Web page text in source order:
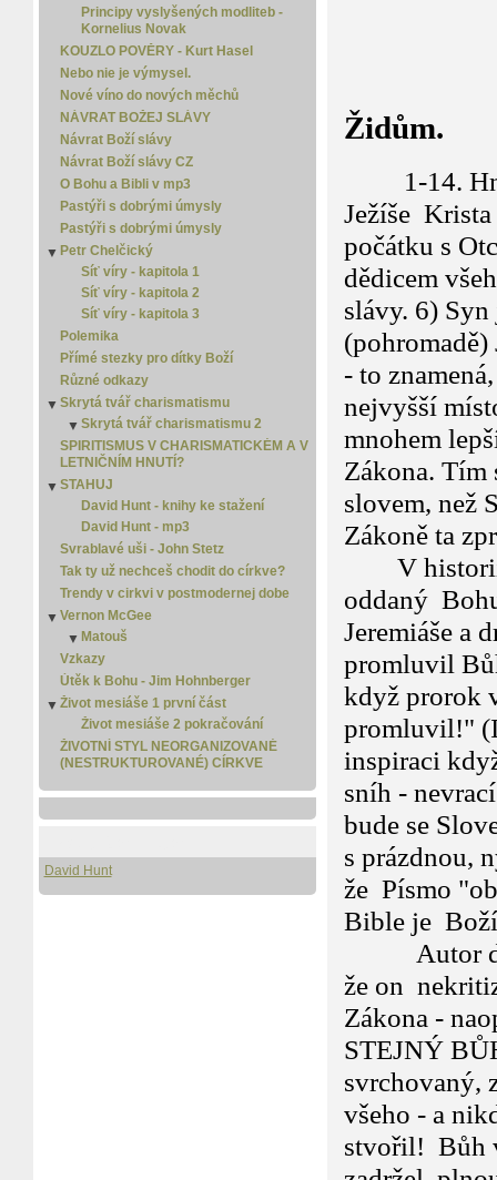
Principy vyslyšených modliteb -
Kornelius Novak
KOUZLO POVĚRY - Kurt Hasel
Nebo nie je výmysel.
Nové víno do nových měchů
NÁVRAT BOŽEJ SLÁVY
Návrat Boží slávy
Návrat Boží slávy CZ
O Bohu a Bibli v mp3
Pastýři s dobrými úmysly
Pastýři s dobrými úmysly
▼ Petr Chelčický
Síť víry - kapitola 1
Síť víry - kapitola 2
Síť víry - kapitola 3
Polemika
Přímé stezky pro dítky Boží
Různé odkazy
▼ Skrytá tvář charismatismu
▼ Skrytá tvář charismatismu 2
▼Skrytá tvář charismatismu 3
Skrytá tvář charismatismu 4
SPIRITISMUS V CHARISMATICKÉM A V
LETNIČNÍM HNUTÍ?
▼ STAHUJ
David Hunt - knihy ke stažení
David Hunt - mp3
Svrablavé uši - John Stetz
Tak ty už nechceš chodit do církve?
Trendy v cirkvi v postmodernej dobe
▼ Vernon McGee
▼ Matouš
Matouš 2
Vzkazy
Útěk k Bohu - Jim Hohnberger
▼ Život mesiáše 1 první část
Život mesiáše 2 pokračování
ŽIVOTNÍ STYL NEORGANIZOVANÉ
(NESTRUKTUROVANÉ) CÍRKVE
David Hunt
Židům.
1-14.
Ježíše
počátku s
dědicem
slávy. 6)
- to
nejvyšší
mnohem
Zákona. Tím
slovem, než
Zákoně ta
V historii
oddaný
Jeremiáše a
promluvil
když prorok
promluvil!"
inspiraci
sníh -
bude se
s prázdnou,
že Písmo
Bible je
Autor
že on
Zákona -
STEJNÝ
svrchovaný,
všeho - a
stvořil! Bůh